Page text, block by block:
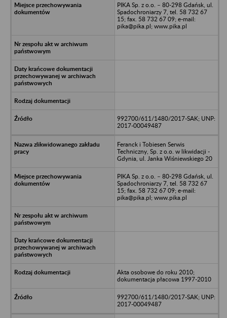
PIKA Sp. z o.o. – 80-298 Gdańsk, ul.
Spadochroniarzy 7, tel. 58 732 67
15; fax. 58 732 67 09; e-mail:
pika@pika.pl; www.pika.pl
992700/611/1480/2017-SAK; UNP:
2017-00049487
Feranck i Tobiesen Serwis
Techniczny, Sp. z o.o. w likwidacji -
Gdynia, ul. Janka Wiśniewskiego 20
PIKA Sp. z o.o. – 80-298 Gdańsk, ul.
Spadochroniarzy 7, tel. 58 732 67
15; fax. 58 732 67 09; e-mail:
pika@pika.pl; www.pika.pl
Akta osobowe do roku 2010;
dokumentacja płacowa 1997-2010
992700/611/1480/2017-SAK; UNP:
2017-00049487